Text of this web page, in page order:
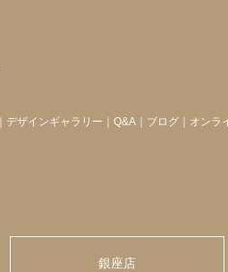
デザインギャラリー Q&A ブログ オンラ
銀座店